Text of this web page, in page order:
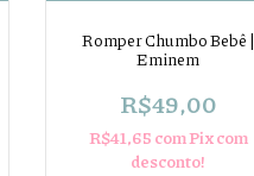
Romper Chumbo Bebê |
Eminem
R$49,00
R$41,65 comPix com
desconto!